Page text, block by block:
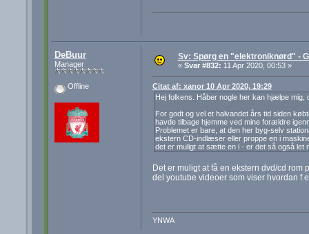
DeBuur
Manager
Offline
Sv: Spørg en "elektroniknørd" -
« Svar #832: 11 Apr 2020, 00:53 »
Citat af: xanor 10 Apr 2020, 19:29
Hej folkens. Håber nogle her kan hjælpe mig,
For godt og vel et halvandet års tid siden
havde tilbage hjemme ved mine forældre
Problemet er bare, at den her byg-selv
ekstern CD-indlæser eller proppe en i
det er muligt at sætte en i - er det så også let
Det er muligt at få en ekstern dvd/cd rom
del youtube videoer som viser hvordan
YNWA